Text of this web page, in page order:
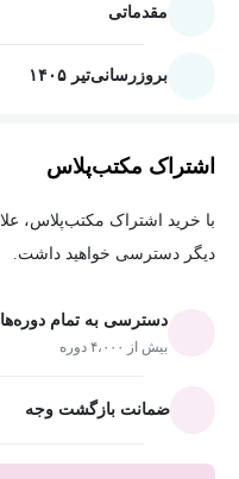
مقدماتی
بروزرسانیتیر ۱۴۰۵
اشتراک مکتب‌پلاس
دیگر دسترسی خواهید داشت.
دسترسی به تمام دوره‌ها
بیش از ۴،۰۰۰ دوره
ضمانت بازگشت وجه